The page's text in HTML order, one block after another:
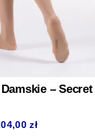
– Secret
zł